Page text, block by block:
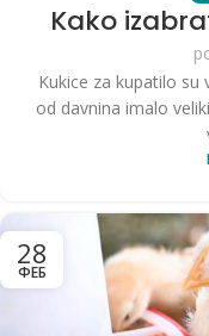
Kako
Kukice za kupatilo
od davnina imalo
28
ФЕБ